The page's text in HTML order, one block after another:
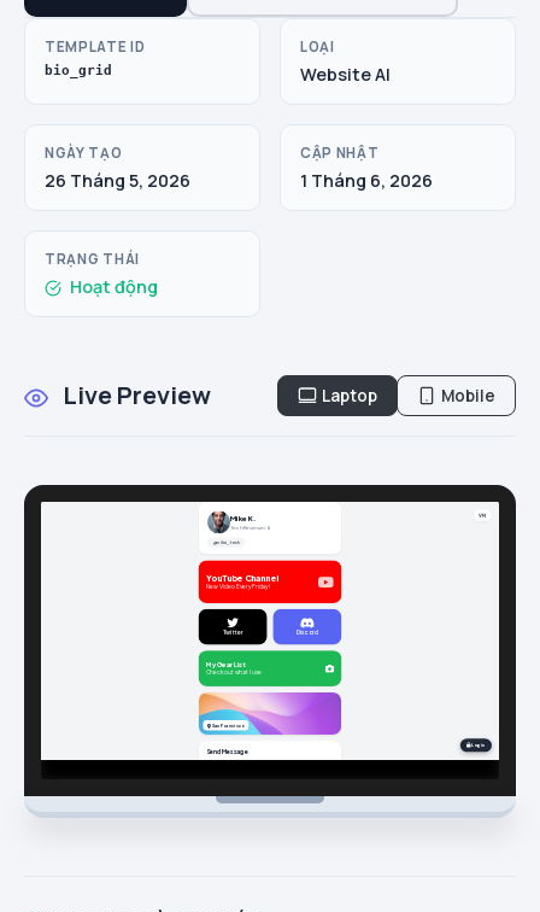
TEMPLATE ID
bio_grid
LOẠI
Website AI
NGÀY TẠO
26 Tháng 5, 2026
CẬP NHẬT
1 Tháng 6, 2026
TRẠNG THÁI
Hoạt động
Live Preview Laptop Mobile